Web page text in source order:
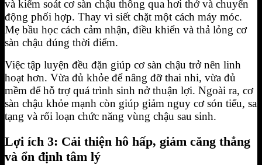
và kiểm soát cơ sàn chậu thông qua hơi thở và chuyển
động phối hợp. Thay vì siết chặt một cách máy móc.
Mẹ bầu học cách cảm nhận, điều khiển và thả lỏng cơ
sàn chậu đúng thời điểm.
Việc tập luyện đều đặn giúp cơ sàn chậu trở nên linh
hoạt hơn. Vừa đủ khỏe để nâng đỡ thai nhi, vừa đủ
mềm để hỗ trợ quá trình sinh nở thuận lợi. Ngoài ra, cơ
sàn chậu khỏe mạnh còn giúp giảm nguy cơ són tiểu, sa
tạng và rối loạn chức năng vùng chậu sau sinh.
Lợi ích 3: Cải thiện hô hấp, giảm căng thẳng
và ổn định tâm lý